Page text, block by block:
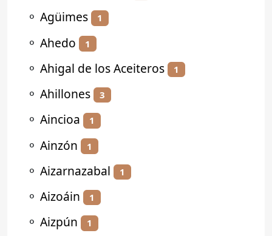
⚬ Agüimes 1
⚬ Ahedo 1
⚬ Ahigal de los Aceiteros 1
⚬ Ahillones 3
⚬ Aincioa 1
⚬ Ainzón 1
⚬ Aizarnazabal 1
⚬ Aizoáin 1
⚬ Aizpún 1